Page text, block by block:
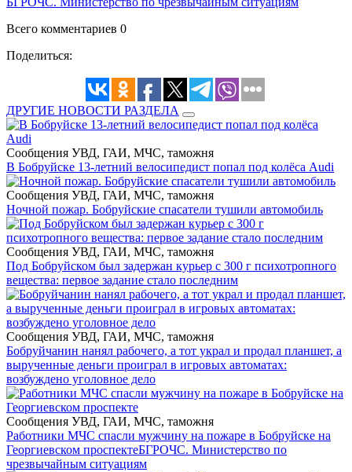
Всего комментариев 0
Поделиться:
ДРУГИЕ НОВОСТИ РАЗДЕЛА
Сообщения УВД, ГАИ, МЧС, таможня
В Бобруйске 13-летний велосипедист попал под колёса Audi
Сообщения УВД, ГАИ, МЧС, таможня
Ночной пожар. Бобруйские спасатели тушили автомобиль
Сообщения УВД, ГАИ, МЧС, таможня
Под Бобруйском был задержан курьер с 300 г психотропного
вещества: первое задание стало последним
Сообщения УВД, ГАИ, МЧС, таможня
Бобруйчанин нанял рабочего, а тот украл и продал планшет, а
вырученные деньги проиграл в игровых автоматах:
возбуждено уголовное дело
Сообщения УВД, ГАИ, МЧС, таможня
Работники МЧС спасли мужчину на пожаре в Бобруйске на
Георгиевском проспектеБГРОЧС. Министерство по
чрезвычайным ситуациям